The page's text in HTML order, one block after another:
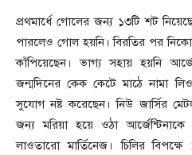
প্রথমার্ধে গোলের জন্য ১৩টি শট
পারলেও গোল হয়নি। বিরতির পর নিকো
কাঁপিয়েছেন। ভাগ্য সহায় হয়নি
জন্মদিনের কেক কেটে মাঠে নামা
সুযোগ নষ্ট করেছেন। নিউ জার্সির
জন্য মরিয়া হয়ে ওঠা
লাওতারো মার্তিনেজ। চিলির